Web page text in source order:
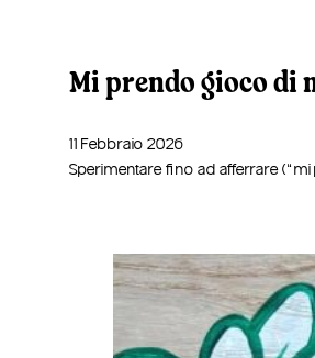
Mi prendo gioco di
11 Febbraio 2026
Sperimentare fino ad afferrare